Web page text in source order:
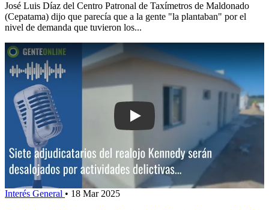
José Luis Díaz del Centro Patronal de Taxímetros de Maldonado
(Cepatama) dijo que parecía que a la gente "la plantaban" por el
nivel de demanda que tuvieron los...
Play: Realojo del Kennedy: Siete
Interés General • 18 Mar 2025